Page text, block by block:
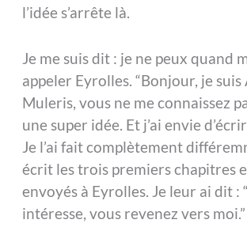
l’idée s’arrête là.
Je me suis dit : je ne peux quand
appeler Eyrolles. “Bonjour, je suis
Muleris, vous ne me connaissez
une super idée. Et j’ai envie
Je l’ai fait complètement
écrit les trois premiers chapitres
envoyés à Eyrolles. Je leur ai dit :
intéresse, vous revenez vers moi.”